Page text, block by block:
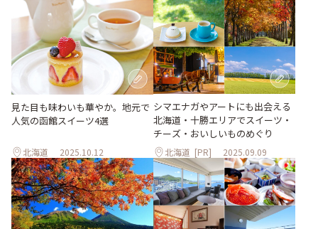
見た目も味わいも華やか。地元で
人気の函館スイーツ4選
北海道 2025.10.12
シマエナガやアートにも出会える
北海道・十勝エリアでスイーツ・
チーズ・おいしいものめぐり
北海道 [PR] 2025.09.09